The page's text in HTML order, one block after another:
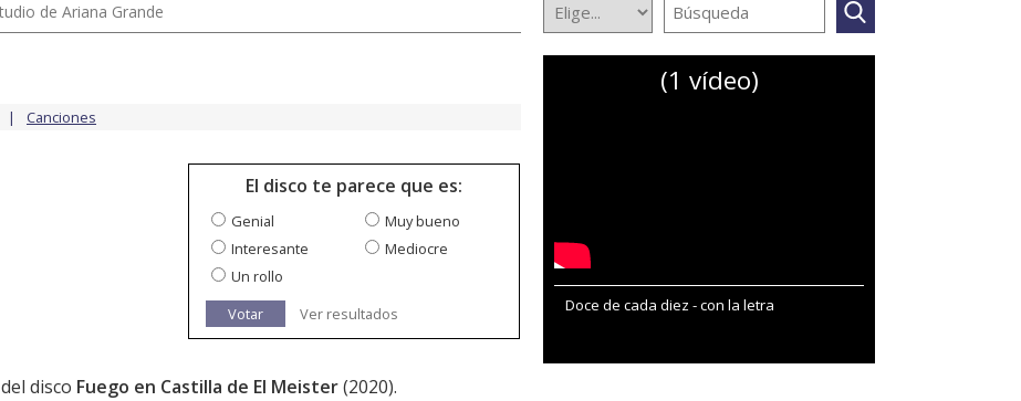
de Ariana Grande
Canciones
El disco te parece que es:
Genial
Muy bueno
Interesante
Mediocre
Un rollo
Votar
Ver resultados
disco Fuego en Castilla de El Meister(2020).
(1 vídeo)
Doce de cada diez - con la letra